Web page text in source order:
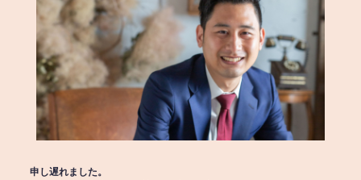
申し遅れました。